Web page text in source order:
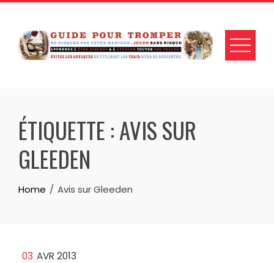
Skip
content
ÉTIQUETTE :AVIS SUR
GLEEDEN
Home Avis sur Gleeden
03 AVR 2013